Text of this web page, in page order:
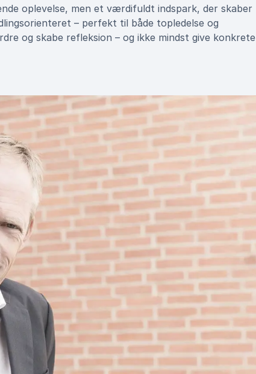
oplevelse, men et værdifuldt indspark, der skaber
– perfekt til både topledelse og
og skabe refleksion – og ikke mindst give konkrete